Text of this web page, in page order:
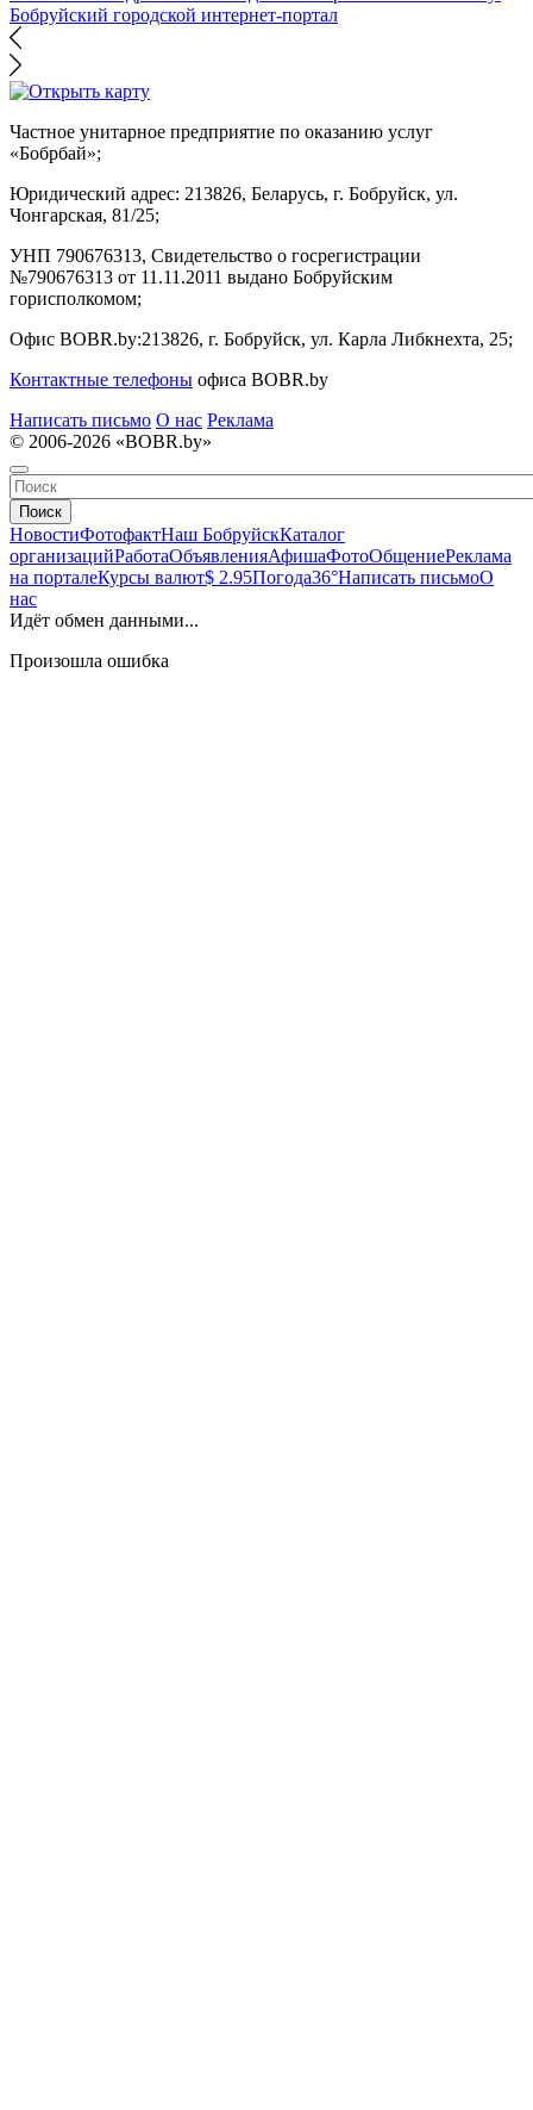
Бобруйский городской интернет-портал
Частное унитарное предприятие по оказанию услуг
«Бобрбай»;
Юридический адрес: 213826, Беларусь, г. Бобруйск, ул.
Чонгарская, 81/25;
УНП 790676313, Свидетельство о госрегистрации
№790676313 от 11.11.2011 выдано Бобруйским
горисполкомом;
Офис BOBR.by:213826, г. Бобруйск, ул. Карла Либкнехта, 25;
Контактные телефоны офиса BOBR.by
Написать письмо О нас Реклама
© 2006-2026 «BOBR.by»
Поиск
НовостиФотофактНаш БобруйскКаталог
организацийРаботаОбъявленияАфишаФотоОбщениеРеклама
на порталеКурсы валют$ 2.95Погода36°Написать письмоО
нас
Идёт обмен данными...
Произошла ошибка